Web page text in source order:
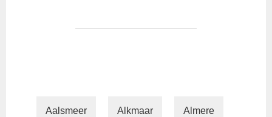
Aalsmeer Alkmaar Almere